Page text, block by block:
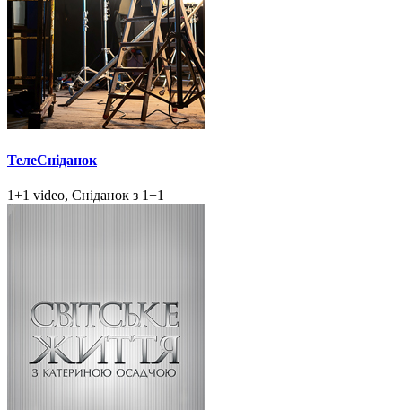
ТелеСніданок
1+1 video, Сніданок з 1+1